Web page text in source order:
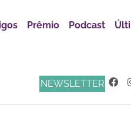
Prêmio Podcast
NEWSLETTER